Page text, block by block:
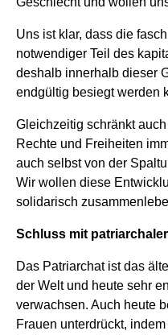
Uns ist klar, dass die
notwendiger Teil des
deshalb innerhalb dieser
endgültig besiegt werden
Gleichzeitig schränkt
Rechte und Freiheiten
auch selbst von der
Wir wollen diese
solidarisch
Schluss mit
Das Patriarchat ist das
der Welt und heute sehr
verwachsen. Auch heute
Frauen unterdrückt,